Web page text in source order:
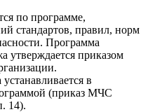
по программе,
стандартов, правил, норм
Программа
утверждается приказом
в
(приказ МЧС
14).